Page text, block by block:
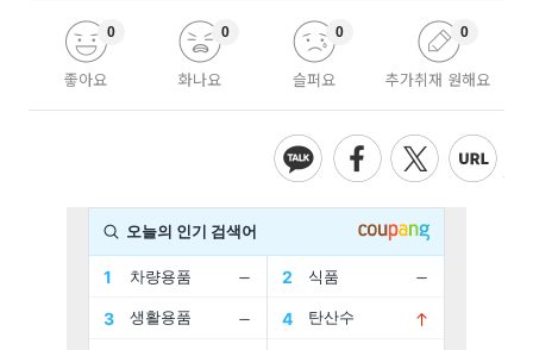
좋아요
0
화나요
0
슬퍼요
0
추가취재 원해요
0